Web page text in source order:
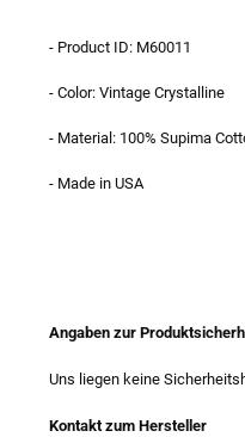
- Product ID: M60011
- Color: Vintage Crystalline
- Material: 100% Supima
- Made in USA
Angaben zur
Uns liegen keine
Kontakt zum Hersteller